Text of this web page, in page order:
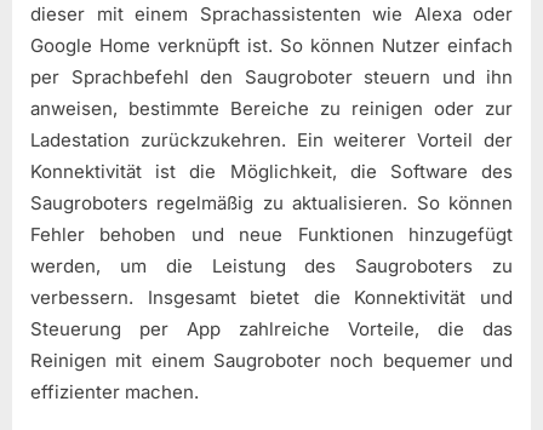
dieser mit einem Sprachassistenten wie Alexa oder
Google Home verknüpft ist. So können Nutzer einfach
per Sprachbefehl den Saugroboter steuern und ihn
anweisen, bestimmte Bereiche zu reinigen oder zur
Ladestation zurückzukehren. Ein weiterer Vorteil der
Konnektivität ist die Möglichkeit, die Software des
Saugroboters regelmäßig zu aktualisieren. So können
Fehler behoben und neue Funktionen hinzugefügt
werden, um die Leistung des Saugroboters zu
verbessern. Insgesamt bietet die Konnektivität und
Steuerung per App zahlreiche Vorteile, die das
Reinigen mit einem Saugroboter noch bequemer und
effizienter machen.